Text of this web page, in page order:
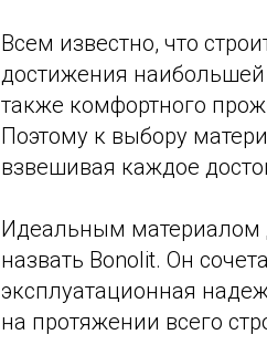
Всем известно, что
достижения наибольшей
также комфортного
Поэтому к выбору
взвешивая каждое
Идеальным материалом
назвать Bonolit. Он
эксплуатационная
на протяжении всего